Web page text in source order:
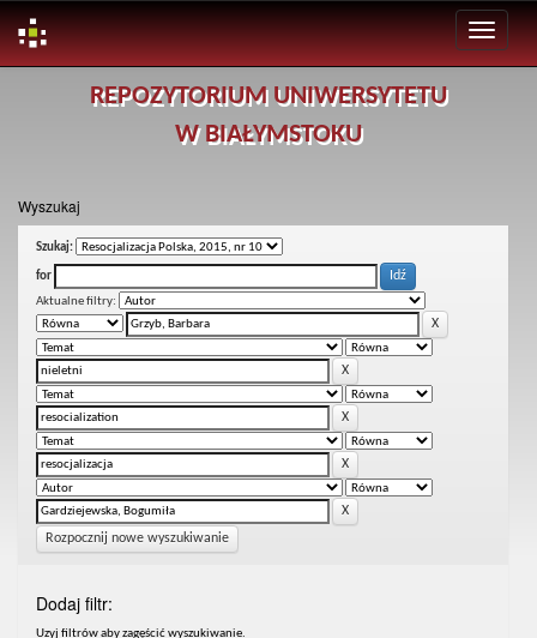
REPOZYTORIUM UNIWERSYTETU
W BIAŁYMSTOKU
Wyszukaj
Szukaj:
for
Aktualne filtry:
Rozpocznij nowe wyszukiwanie
Dodaj filtr:
Uzyj filtrów aby zagęścić wyszukiwanie.